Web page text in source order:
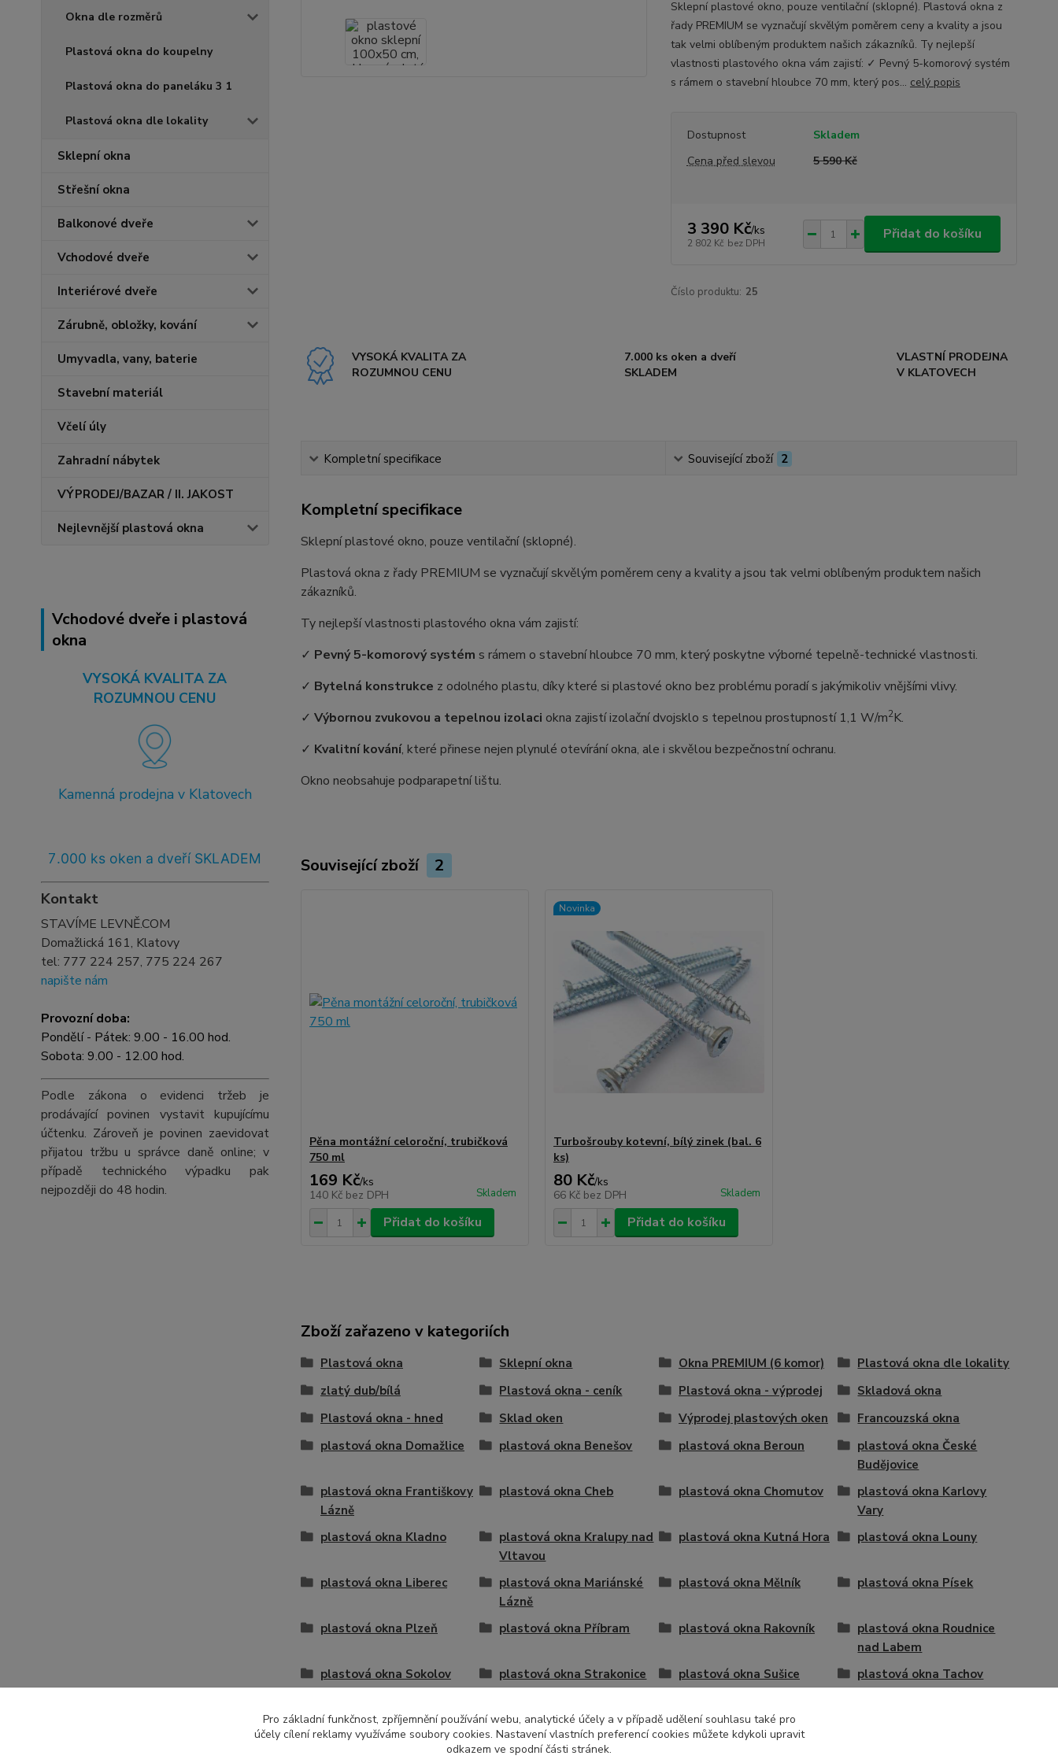
Okna dle rozměrů
Plastová okna do koupelny
Plastová okna do paneláku 3 1
Plastová okna dle lokality
Sklepní okna
Střešní okna
Balkonové dveře
Vchodové dveře
Interiérové dveře
Zárubně, obložky, kování
Umyvadla, vany, baterie
Stavební materiál
Včelí úly
Zahradní nábytek
VÝPRODEJ/BAZAR / II. JAKOST
Nejlevnější plastová okna
Vchodové dveře i plastová
okna
VYSOKÁ KVALITA ZA
ROZUMNOU CENU
Kamenná prodejna v Klatovech
7.000 ks oken a dveří SKLADEM
Kontakt
STAVÍME LEVNĚ.COM
Domažlická 161, Klatovy
tel: 777 224 257, 775 224 267
napište nám
Provozní doba:
Pondělí - Pátek: 9.00 - 16.00 hod.
Sobota: 9.00 - 12.00 hod.
Podle zákona o evidenci tržeb je
prodávající povinen vystavit kupujícímu
účtenku. Zároveň je povinen zaevidovat
přijatou tržbu u správce daně online; v
případě technického výpadku pak
nejpozději do 48 hodin.
Sklepní plastové okno, pouze ventilační (sklopné). Plastová okna z
řady PREMIUM se vyznačují skvělým poměrem ceny a kvality a jsou
tak velmi oblíbeným produktem našich zákazníků. Ty nejlepší
vlastnosti plastového okna vám zajistí: ✓ Pevný 5-komorový systém
s rámem o stavební hloubce 70 mm, který pos... celý popis
Dostupnost
Skladem
Cena před slevou
5 590 Kč
3 390 Kč/ks
2 802 Kč bez DPH
Přidat do košíku
Číslo produktu: 25
VYSOKÁ KVALITA ZA
ROZUMNOU CENU
7.000 ks oken a dveří
SKLADEM
VLASTNÍ PRODEJNA
V KLATOVECH
Kompletní specifikace Související zboží 2
Kompletní specifikace
Sklepní plastové okno, pouze ventilační (sklopné).
Plastová okna z řady PREMIUM se vyznačují skvělým poměrem ceny a kvality a jsou tak velmi oblíbeným produktem našich
zákazníků.
Ty nejlepší vlastnosti plastového okna vám zajistí:
✓ Pevný 5-komorový systém s rámem o stavební hloubce 70 mm, který poskytne výborné tepelně-technické vlastnosti.
✓ Bytelná konstrukce z odolného plastu, díky které si plastové okno bez problému poradí s jakýmikoliv vnějšími vlivy.
✓ Výbornou zvukovou a tepelnou izolaci okna zajistí izolační dvojsklo s tepelnou prostupností 1,1 W/m2K.
✓ Kvalitní kování, které přinese nejen plynulé otevírání okna, ale i skvělou bezpečnostní ochranu.
Okno neobsahuje podparapetní lištu.
Související zboží 2
Pěna montážní celoroční, trubičková
750 ml
169 Kč/ks
140 Kč bez DPH Skladem
Přidat do košíku
Novinka
Turbošrouby kotevní, bílý zinek (bal. 6
ks)
80 Kč/ks
66 Kč bez DPH Skladem
Přidat do košíku
Zboží zařazeno v kategoriích
Plastová okna Sklepní okna Okna PREMIUM (6 komor)
Plastová okna dle lokality
zlatý dub/bílá
Plastová okna - ceník Plastová okna - výprodej
Skladová okna
Plastová okna - hned
Sklad oken Výprodej plastových oken
Francouzská okna
plastová okna Domažlice
plastová okna Benešov plastová okna Beroun
plastová okna České
Budějovice
plastová okna Františkovy
Lázně
plastová okna Cheb plastová okna Chomutov
plastová okna Karlovy
Vary
plastová okna Kladno
plastová okna Kralupy nad
Vltavou
plastová okna Kutná Hora plastová okna Louny
plastová okna Liberec
plastová okna Mariánské
Lázně
plastová okna Mělník plastová okna Písek
plastová okna Plzeň plastová okna Příbram plastová okna Rakovník
plastová okna Roudnice
nad Labem
plastová okna Sokolov
plastová okna Strakonice plastová okna Sušice
plastová okna Tachov
Labem
Pro základní funkčnost, zpříjemnění používání webu, analytické účely a v případě udělení souhlasu také pro
účely cílení reklamy využíváme soubory cookies. Nastavení vlastních preferencí cookies můžete kdykoli upravit
odkazem ve spodní části stránek.